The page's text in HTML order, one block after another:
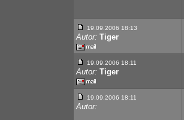
19.09.2006 18:13
Autor: Tiger
19.09.2006 18:11
Autor: Tiger
19.09.2006 18:11
Autor: